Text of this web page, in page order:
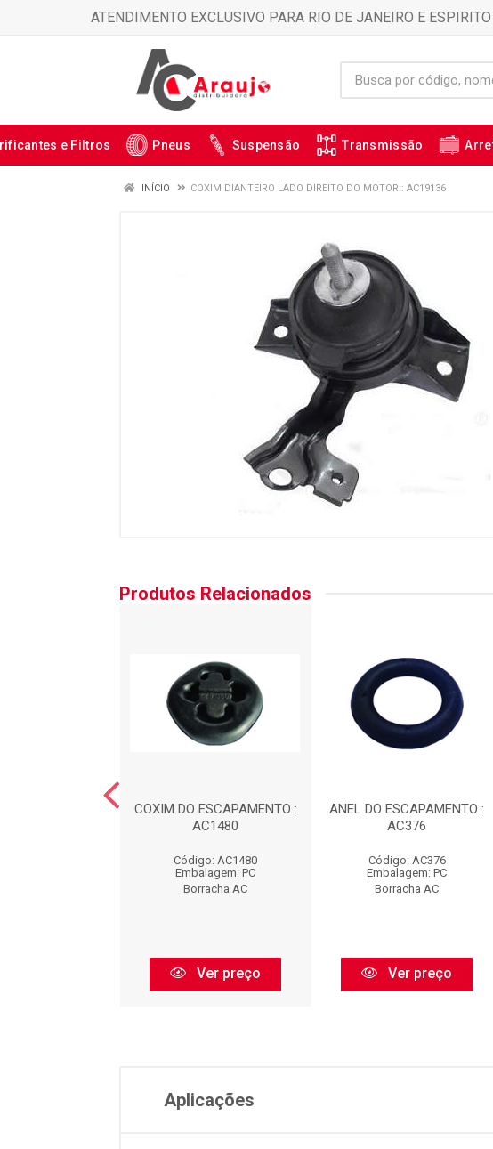
ATENDIMENTO EXCLUSIVO PARA RIO DE JANEIRO E
e Filtros Pneus Suspensão Transmissão
INÍCIO COXIM DIANTEIRO LADO DIREITO DO MOTOR : AC19136
Produtos Relacionados
COXIM DO ESCAPAMENTO :
AC1480
Código: AC1480
Embalagem: PC
Borracha AC
Ver preço
ANEL DO ESCAPAMENTO :
AC376
Código: AC376
Embalagem: PC
Borracha AC
Ver preço
Aplicações